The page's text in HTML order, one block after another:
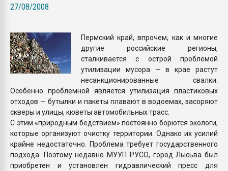
бутылок
ПЕРЕЙТИ НА
27/08/2008
Пермский край, впрочем, как и многие
другие российские регионы,
сталкивается с острой проблемой
утилизации мусора — в крае растут
несанкционированные свалки.
Особенно проблемной является утилизация пластиковых
отходов — бутылки и пакеты плавают в водоемах, засоряют
скверы и улицы, кюветы автомобильных трасс.
С этим «природным бедствием» постоянно борются экологи,
которые организуют очистку территории. Однако их усилий
крайне недостаточно. Проблема требует государственного
подхода. Поэтому недавно МУУП РУСО, город Лысьва был
приобретен и установлен гидравлический пресс для